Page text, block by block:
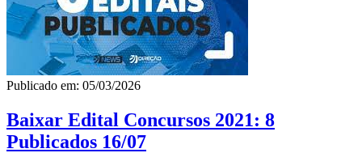
Publicado em: 05/03/2026
Baixar Edital Concursos 2021: 8
Publicados 16/07